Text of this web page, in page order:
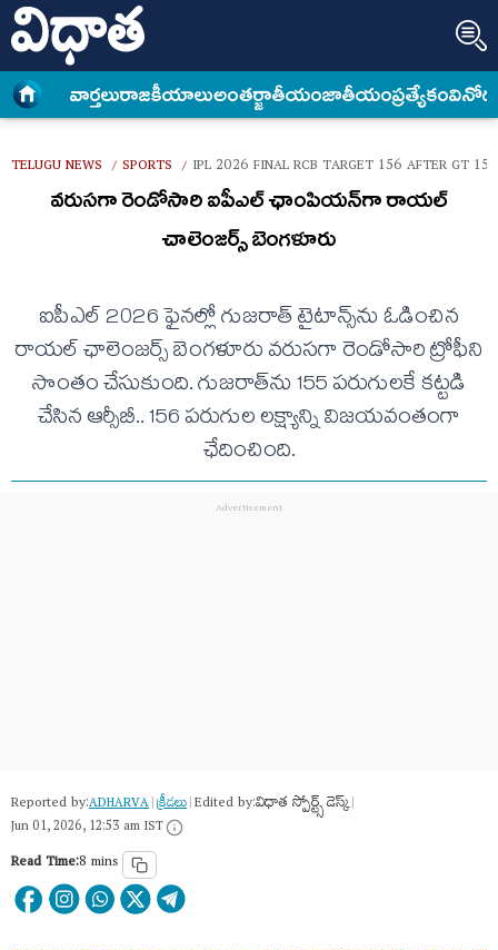
వార్త‌లురాజకీయాలుఅంత‌ర్జాతీయంజాతీయంప్రత్యేకం
TELUGU NEWS / SPORTS / IPL 2026 FINAL RCB TARGET 156 AFTER GT
వరుసగా రెండోసారి ఐపీఎల్‌ ఛాంపియన్‌గా రాయల్​
చాలెంజర్స్​ బెంగళూరు
ఐపీఎల్‌ 2026 ఫైనల్లో గుజరాత్‌ టైటాన్స్‌ను ఓడించిన
రాయల్‌ ఛాలెంజర్స్‌ బెంగళూరు వరుసగా రెండోసారి ట్రోఫీని
సొంతం చేసుకుంది. గుజరాత్‌ను 155 పరుగులకే కట్టడి
చేసిన ఆర్సీబీ.. 156 పరుగుల లక్ష్యాన్ని విజయవంతంగా
ఛేదించింది.
Reported by:ADHARVA|క్రీడలు|Edited by:విధాత స్పోర్ట్స్ డెస్క్|
Jun 01, 2026, 12:53 am IST
Read Time:8 mins